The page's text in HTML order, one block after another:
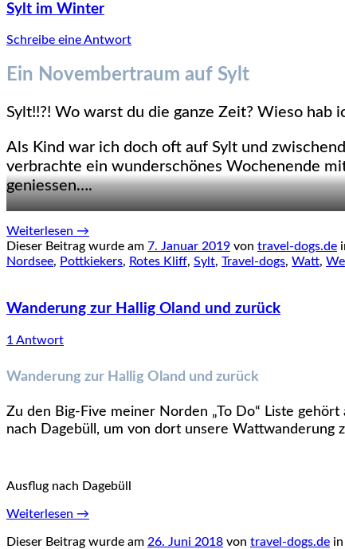
Sylt im Winter
Schreibe eine Antwort
Ein Novembertraum auf Sylt
Sylt!!?! Wo warst du die ganze Zeit? Wieso hab
Als Kind war ich doch oft auf Sylt und
verbrachte ein wunderschönes Wochenende
geniessen….
Weiterlesen →
Dieser Beitrag wurde am 7. Januar 2019 von travel-dogs.de
Nordsee, Pottkiekers, Rotes Kliff, Sylt, Travel-dogs, Watt,
Wanderung zur Hallig Oland und zurück
1 Antwort
Wanderung zur Hallig Oland und zurück
Zu den Big-Five meiner Norden „To Do“ Liste
nach Dagebüll, um von dort unsere Wattwanderung
Ausflug nach Dagebüll
Weiterlesen →
Dieser Beitrag wurde am 26. Juni 2018 von travel-dogs.de in